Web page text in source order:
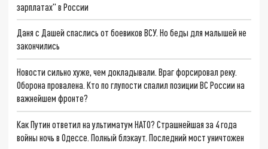
зарплатах" в России
Даня с Дашей спаслись от боевиков ВСУ. Но беды для малышей не
закончились
Новости сильно хуже, чем докладывали. Враг форсировал реку.
Оборона провалена. Кто по глупости спалил позиции ВС России на
важнейшем фронте?
Как Путин ответил на ультиматум НАТО? Страшнейшая за 4 года
войны ночь в Одессе. Полный блэкаут. Последний мост уничтожен